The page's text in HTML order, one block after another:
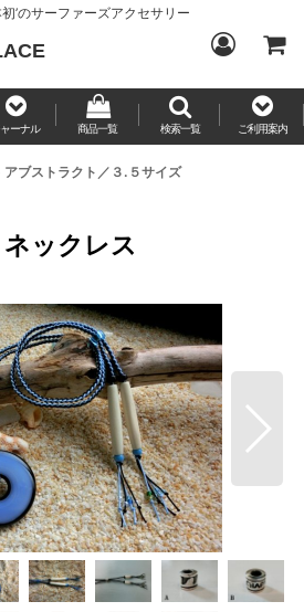
’のサーファーズアクセサリー
ーナル 商品一覧 検索一覧 ご利用案内
アブストラクト／３.５サイズ
ックレス